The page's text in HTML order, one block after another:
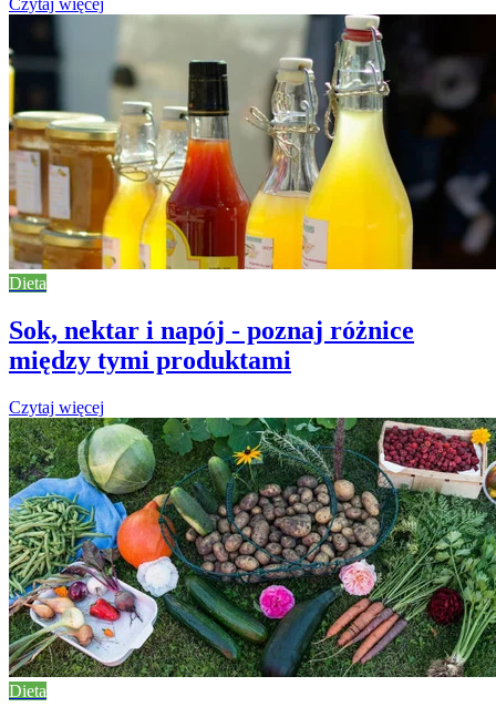
Dieta
Sok, nektar i napój - poznaj różnice
między tymi produktami
Czytaj więcej
Dieta